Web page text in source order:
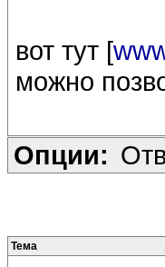
вот тут [
можно
Опции:
Тема